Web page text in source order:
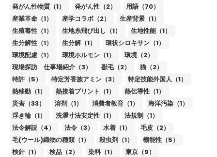
発がん性物質（1）
発がん性（2）
用語（70）
産業革命（1）
産学コラボ（2）
生産背景（1）
生殖毒性（1）
生地糸飛び出し（1）
生地性能（1）
生分解性（1）
生分解（1）
環状シロキサン（1）
環境配慮（1）
環境ホルモン（1）
環境（2）
現場探訪 仕事場紹介（3）
獣毛（2）
猫（2）
特許（5）
特定芳香族アミン（3）
特定技能外国人（1）
熱移動（1）
熱接着プリント（1）
熱伝導性（1）
災害（33）
溶剤（1） 消費者教育（1）
海洋汚染（1）
浮き輪（1）
洗濯寸法安定性（1）
法規制（1）
法令解説（4）
法令（3） 水着（1）
毛皮（2）
毛(ウール)織物の種類（1）
殺虫剤（1）
機能性（5）
検針（1）
検品（2） 染料（1）
東京（9）